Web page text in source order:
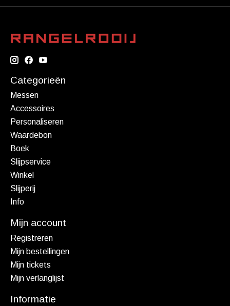
Categorieën
Messen
Accessoires
Personaliseren
Waardebon
Boek
Slijpservice
Winkel
Slijperij
Info
Mijn account
Registreren
Mijn bestellingen
Mijn tickets
Mijn verlanglijst
Informatie